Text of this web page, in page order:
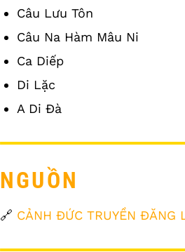
Câu Lưu Tôn
Câu Na Hàm Mâu Ni
Ca Diếp
Di Lặc
A Di Đà
NGUỒN
🔗 CẢNH ĐỨC TRUYỀN ĐĂNG